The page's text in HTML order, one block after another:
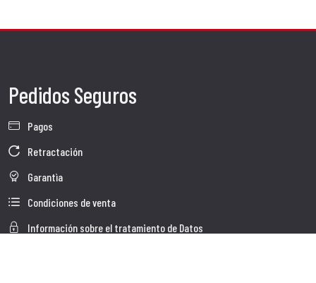
Pedidos Seguros
Pagos
Retractación
Garantìa
Condiciones de venta
Información sobre el tratamiento de Datos